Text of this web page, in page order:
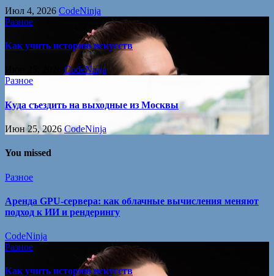
Июл 4, 2026 CodeNinja
Разное
Как учить историю искусств
CodeNinja
Разное
Куда съездить на выходные из Москвы
Июн 25, 2026CodeNinja
You missed
Разное
Аренда GPU-сервера: как облачные вычисления меняют
подход к ИИ и рендерингу
CodeNinja
Разное
Как учить историю искусств